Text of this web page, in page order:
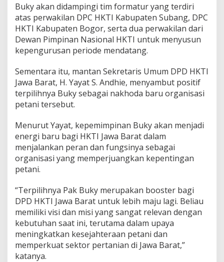
Buky akan didampingi tim formatur yang terdiri
atas perwakilan DPC HKTI Kabupaten Subang, DPC
HKTI Kabupaten Bogor, serta dua perwakilan dari
Dewan Pimpinan Nasional HKTI untuk menyusun
kepengurusan periode mendatang.
Sementara itu, mantan Sekretaris Umum DPD HKTI
Jawa Barat, H. Yayat S. Andhie, menyambut positif
terpilihnya Buky sebagai nakhoda baru organisasi
petani tersebut.
Menurut Yayat, kepemimpinan Buky akan menjadi
energi baru bagi HKTI Jawa Barat dalam
menjalankan peran dan fungsinya sebagai
organisasi yang memperjuangkan kepentingan
petani.
“Terpilihnya Pak Buky merupakan booster bagi
DPD HKTI Jawa Barat untuk lebih maju lagi. Beliau
memiliki visi dan misi yang sangat relevan dengan
kebutuhan saat ini, terutama dalam upaya
meningkatkan kesejahteraan petani dan
memperkuat sektor pertanian di Jawa Barat,”
katanya.